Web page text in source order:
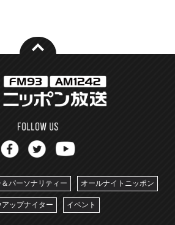
パーソナリティー オールナイトニッポン
アップナイター イベント